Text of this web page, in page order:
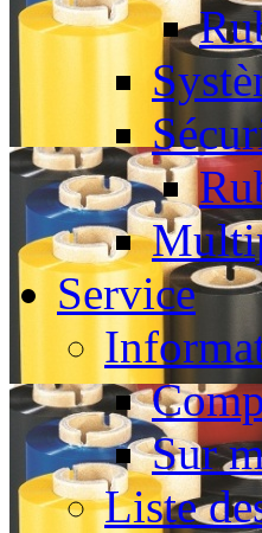
Service
Sur
Liste